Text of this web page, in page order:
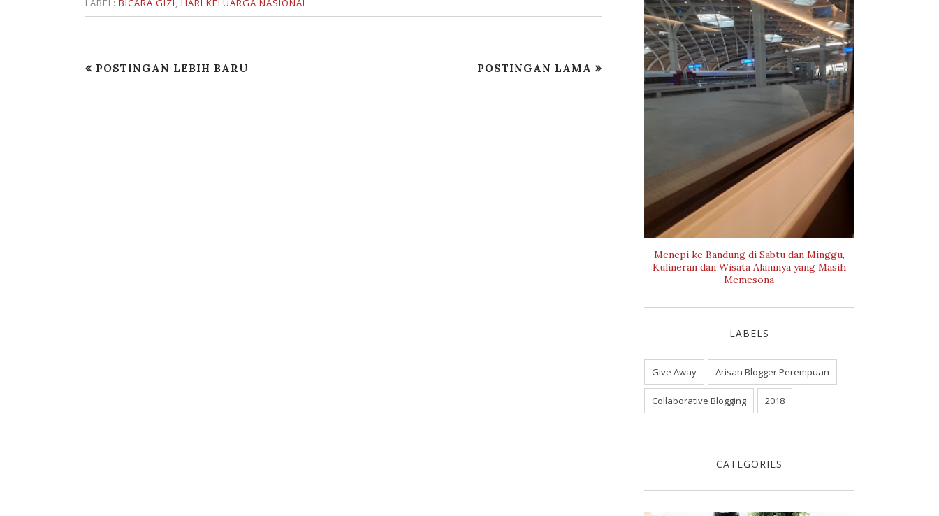
LABEL: BICARA GIZI, HARI KELUARGA NASIONAL
POSTINGAN LEBIH BARU POSTINGAN LAMA
Menepi ke Bandung di Sabtu dan Minggu,
Kulineran dan Wisata Alamnya yang Masih
Memesona
LABELS
Give Away Arisan Blogger Perempuan
Collaborative Blogging 2018
CATEGORIES